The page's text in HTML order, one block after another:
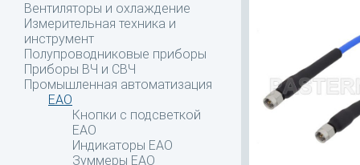
Вентиляторы и охлаждение
Измерительная техника и
инструмент
Полупроводниковые приборы
Приборы ВЧ и СВЧ
Промышленная автоматизация
EAO
Кнопки с подсветкой
EAO
Индикаторы EAO
Зуммеры EAO